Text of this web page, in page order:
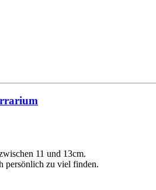
11 und 13cm.
persönlich zu viel finden.